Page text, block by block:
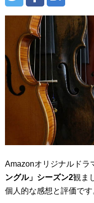
Amazonオリジナルドラ
ングル」シーズン2観ま
個人的な感想と評価です